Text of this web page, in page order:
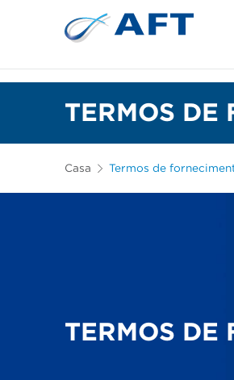
TERMOS DE
Casa Termos de
TERMOS DE